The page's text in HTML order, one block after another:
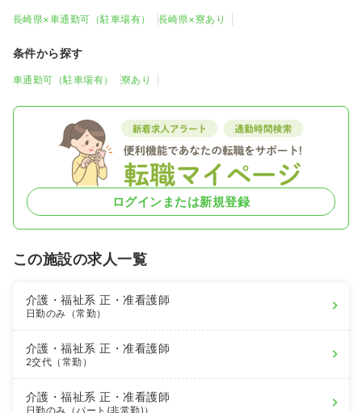
長崎県×車通勤可（駐車場有） 長崎県×寮あり
条件から探す
車通勤可（駐車場有） 寮あり
ログインまたは新規登録
この施設の求人一覧
介護・福祉系正・准看護師
日勤のみ（常勤）
介護・福祉系正・准看護師
2交代（常勤）
介護・福祉系正・准看護師
日勤のみ（パート(非常勤)）